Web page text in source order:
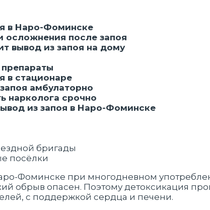
в Наро-Фоминске
осложнения после запоя
вывод из запоя на дому
в стационаре
амбулаторно
нарколога срочно
из запоя в Наро-Фоминске
бригады
посёлки
Фоминске при многодневном
обрыв опасен. Поэтому детоксикация
с поддержкой сердца и печени.